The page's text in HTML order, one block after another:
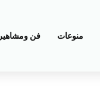
منوعات فن ومشاهير